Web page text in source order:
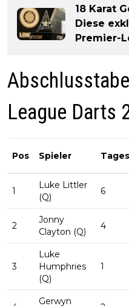
18 Karat
Diese
Premier-
League Darts
Pos Spieler
1
Luke Littler
(Q)
6
2
Jonny
Clayton (Q)
4
3
Luke
Humphries
(Q)
1
Gerwyn